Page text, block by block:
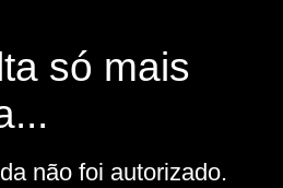
só mais
não foi autorizado.